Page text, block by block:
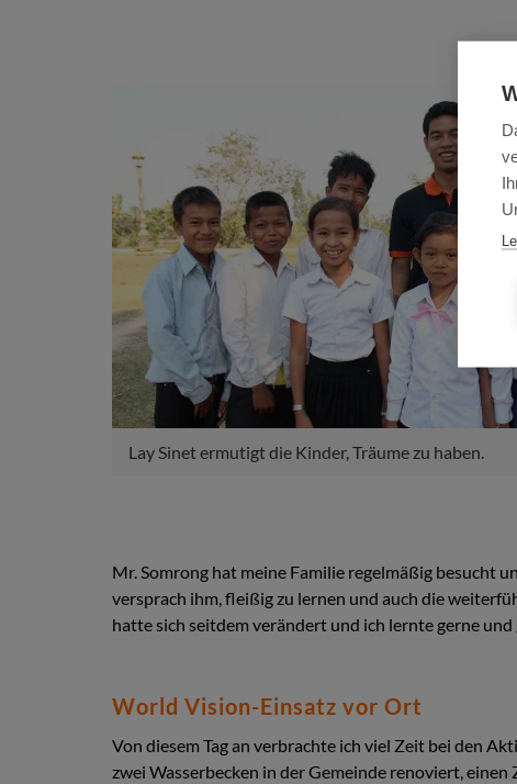
Lay Sinet ermutigt die Kinder, Träume zu haben.
Mr. Somrong hat meine Familie regelmäßig besucht
versprach ihm, fleißig zu lernen und auch die
hatte sich seitdem verändert und ich lernte gerne
World Vision-Einsatz vor Ort
Von diesem Tag an verbrachte ich viel Zeit bei den
zwei Wasserbecken in der Gemeinde renoviert,